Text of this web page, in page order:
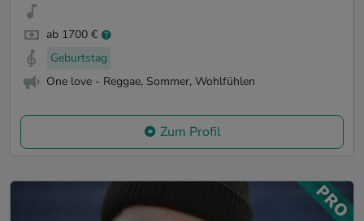
ab 1700 €
Geburtstag
One love - Reggae, Sommer, Wohlfühlen
Zum Profil